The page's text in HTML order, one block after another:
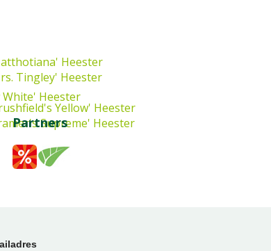
Heester
Tingley' Heester
White' Heester
Yellow' Heester
Supreme' Heester
Partners